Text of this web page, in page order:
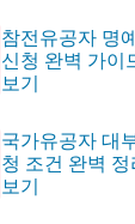
참전유공자 명
신청 완벽 가이
보기
국가유공자 대
청 조건 완벽
보기